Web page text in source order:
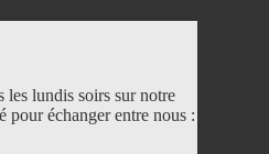
lundis soirs sur notre
échanger entre nous :